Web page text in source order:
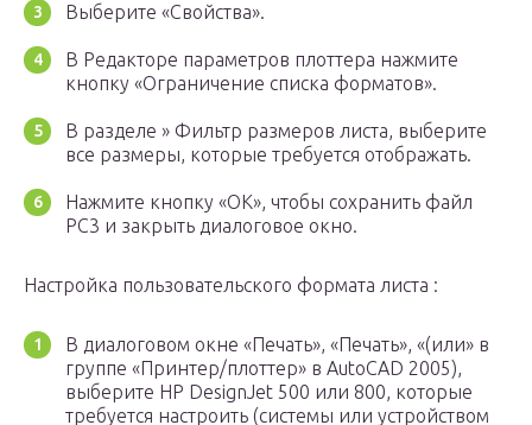
Выберите «Свойства».
В Редакторе параметров плоттера нажмите
кнопку «Ограничение списка форматов».
В разделе » Фильтр размеров листа, выберите
все размеры, которые требуется отображать.
Нажмите кнопку «ОК», чтобы сохранить файл
PC3 и закрыть диалоговое окно.
Настройка пользовательского формата листа :
В диалоговом окне «Печать», «Печать», «(или» в
группе «Принтер/плоттер» в AutoCAD 2005),
выберите HP DesignJet 500 или 800, которые
требуется настроить (системы или устройством